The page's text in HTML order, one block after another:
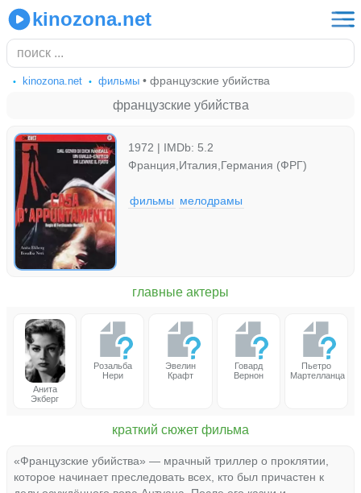
kinozona.net
kinozona.net фильмы • французские убийства
французские убийства
1972 | IMDb: 5.2
Франция,Италия,Германия (ФРГ)
фильмы мелодрамы
главные актеры
Анита
Экберг
Розальба
Нери
Эвелин
Крафт
Говард
Вернон
Пьетро
Мартелланца
краткий сюжет фильма
«Французские убийства» — мрачный триллер о проклятии,
которое начинает преследовать всех, кто был причастен к